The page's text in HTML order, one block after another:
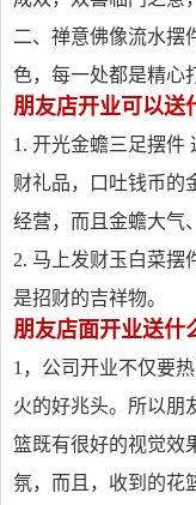
二、禅意佛像流水摆
色，每一处都是精心
朋友店开业可以送
1. 开光金蟾三足摆件
财礼品，口吐钱币的
经营，而且金蟾大气
2. 马上发财玉白菜摆
是招财的吉祥物。
朋友店面开业送什
1，公司开业不仅要
火的好兆头。所以朋
篮既有很好的视觉效
氛，而且，收到的花